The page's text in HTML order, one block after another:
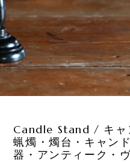
Candle Stand / キャ
蝋燭・燭台・キャン
器・アンティーク・